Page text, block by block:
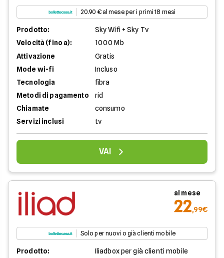
20.90 € al mese per i primi 18 mesi
Prodotto:
Sky Wifi + Sky Tv
Velocità (fino a):
1000 Mb
Attivazione
Gratis
Mode wi-fi
Incluso
Tecnologia
fibra
Metodi di pagamento
rid
Chiamate
consumo
Servizi inclusi
tv
VAI
al mese
22,99€
Solo per nuovi o già clienti mobile
Prodotto: Iliadbox per già clienti mobile